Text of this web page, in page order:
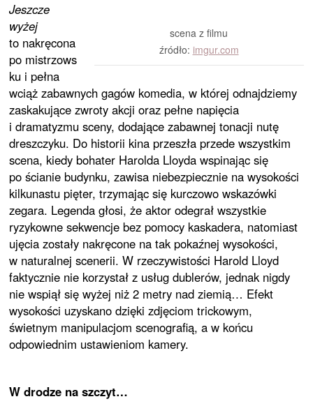
scena z filmu
źródło: imgur.com
Jeszcze
wyżej
to nakręcona
po mistrzows
ku i pełna
wciąż zabawnych gagów komedia, w której odnajdziemy
zaskakujące zwroty akcji oraz pełne napięcia
i dramatyzmu sceny, dodające zabawnej tonacji nutę
dreszczyku. Do historii kina przeszła przede wszystkim
scena, kiedy bohater Harolda Lloyda wspinając się
po ścianie budynku, zawisa niebezpiecznie na wysokości
kilkunastu pięter, trzymając się kurczowo wskazówki
zegara. Legenda głosi, że aktor odegrał wszystkie
ryzykowne sekwencje bez pomocy kaskadera, natomiast
ujęcia zostały nakręcone na tak pokaźnej wysokości,
w naturalnej scenerii. W rzeczywistości Harold Lloyd
faktycznie nie korzystał z usług dublerów, jednak nigdy
nie wspiął się wyżej niż 2 metry nad ziemią… Efekt
wysokości uzyskano dzięki zdjęciom trickowym,
świetnym manipulacjom scenografią, a w końcu
odpowiednim ustawieniom kamery.
W drodze na szczyt…